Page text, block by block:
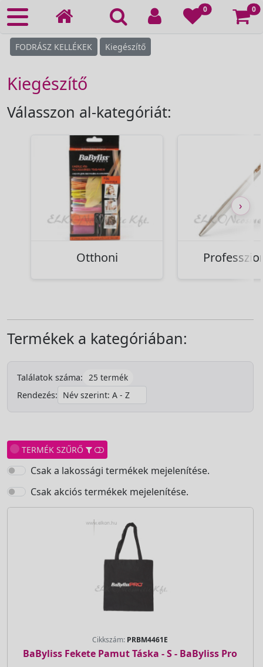
0 0
FODRÁSZ KELLÉKEK Kiegészítő
Kiegészítő
Válasszon al-kategóriát:
Otthoni
›
Termékek a kategóriában:
Találatok száma:
25 termék
Rendezés:
TERMÉK SZŰRŐ
Csak a lakossági termékek mejelenítése.
Csak akciós termékek mejelenítése.
Cikkszám: PRBM4461E
BaByliss Fekete Pamut Táska - S - BaByliss Pro